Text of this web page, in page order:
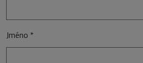
Jméno *